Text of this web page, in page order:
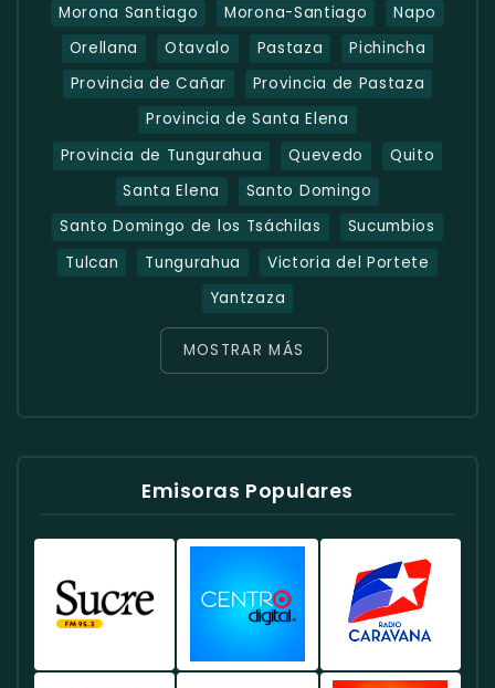
Morona Santiago
Morona-Santiago
Napo
Orellana
Otavalo Pastaza
Pichincha
Provincia de Cañar
Provincia de Pastaza
Provincia de Santa Elena
Provincia de Tungurahua
Quevedo
Quito
Santa Elena
Santo Domingo
Santo Domingo de los Tsáchilas
Sucumbios
Tulcan
Tungurahua
Victoria del Portete
Yantzaza
MOSTRAR MÁS
Emisoras Populares
Radio
Radio
Radio